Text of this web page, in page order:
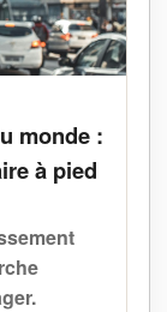
monde :
à pied